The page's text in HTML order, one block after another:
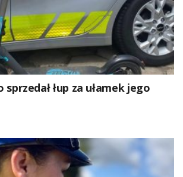
sprzedał łup za ułamek jego